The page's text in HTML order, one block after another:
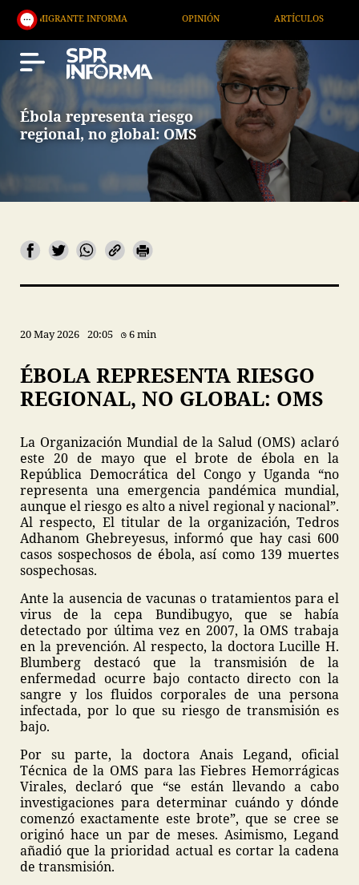
INFORMA ARTÍCULOS
Ébola representa riesgo
regional, no global: OMS
20 May 2026 20:05 6 min
ÉBOLA REPRESENTA RIESGO
REGIONAL, NO GLOBAL: OMS
La Organización Mundial de la Salud (OMS) aclaró
este 20 de mayo que el brote de ébola en la
República Democrática del Congo y Uganda “no
representa una emergencia pandémica mundial,
aunque el riesgo es alto a nivel regional y nacional”.
Al respecto, El titular de la organización, Tedros
Adhanom Ghebreyesus, informó que hay casi 600
casos sospechosos de ébola, así como 139 muertes
sospechosas.
Ante la ausencia de vacunas o tratamientos para el
virus de la cepa Bundibugyo, que se había
detectado por última vez en 2007, la OMS trabaja
en la prevención. Al respecto, la doctora Lucille H.
Blumberg destacó que la transmisión de la
enfermedad ocurre bajo contacto directo con la
sangre y los fluidos corporales de una persona
infectada, por lo que su riesgo de transmisión es
bajo.
Por su parte, la doctora Anais Legand, oficial
Técnica de la OMS para las Fiebres Hemorrágicas
Virales, declaró que “se están llevando a cabo
investigaciones para determinar cuándo y dónde
comenzó exactamente este brote”, que se cree se
originó hace un par de meses. Asimismo, Legand
añadió que la prioridad actual es cortar la cadena
de transmisión.